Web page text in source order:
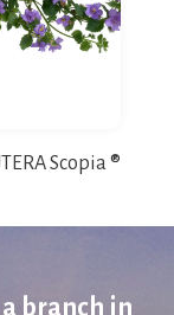
Scopia ®
branch in